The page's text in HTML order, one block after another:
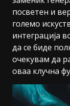
посветен и
големо
интеграција
да се биде
очекувам да
оваа клучна